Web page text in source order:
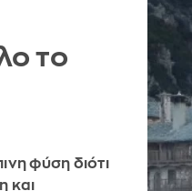
το
φύση διότι
και